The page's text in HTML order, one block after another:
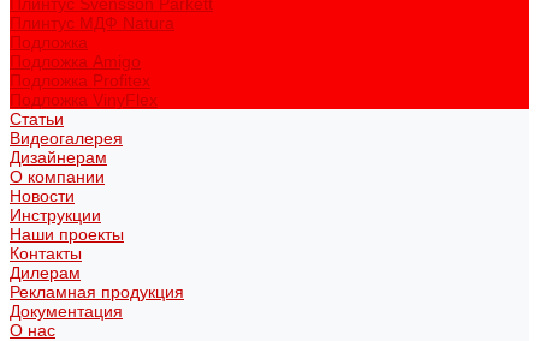
Плинтус МДФ Natura
Подложка
Подложка Amigo
Подложка Profitex
Подложка VinyFlex
Статьи
Видеогалерея
Дизайнерам
О компании
Новости
Инструкции
Наши проекты
Контакты
Дилерам
Рекламная продукция
Документация
О нас